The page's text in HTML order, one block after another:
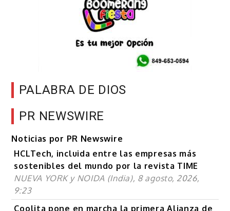
PALABRA DE DIOS
PR NEWSWIRE
Noticias por PR Newswire
HCLTech, incluida entre las empresas más
sostenibles del mundo por la revista TIME
NUEVA YORK y NOIDA (India), 8 agosto, 2026,
9:23
Coolita pone en marcha la primera Alianza de